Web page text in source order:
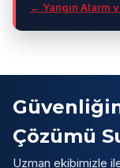
← Yangın Alarm
Çözümü
Uzman ekibimizle